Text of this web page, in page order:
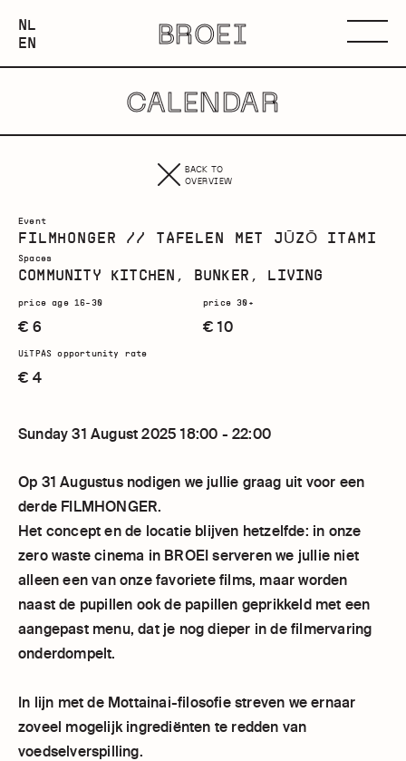
NEDERLANDS
NL
ENGLISH
EN BROEI
CALENDAR
BACK TO
OVERVIEW
Event
FILMHONGER // TAFELEN MET JŪZŌ ITAMI
Spaces
COMMUNITY KITCHEN, BUNKER, LIVING
price age 16-30
€ 6
price 30+
€ 10
UiTPAS opportunity rate
€ 4
Sunday 31 August 2025 18:00 - 22:00
Op 31 Augustus nodigen we jullie graag uit voor een
derde FILMHONGER.
Het concept en de locatie blijven hetzelfde: in onze
zero waste cinema in BROEI serveren we jullie niet
alleen een van onze favoriete films, maar worden
naast de pupillen ook de papillen geprikkeld met een
aangepast menu, dat je nog dieper in de filmervaring
onderdompelt.
In lijn met de Mottainai-filosofie streven we ernaar
zoveel mogelijk ingrediënten te redden van
voedselverspilling.